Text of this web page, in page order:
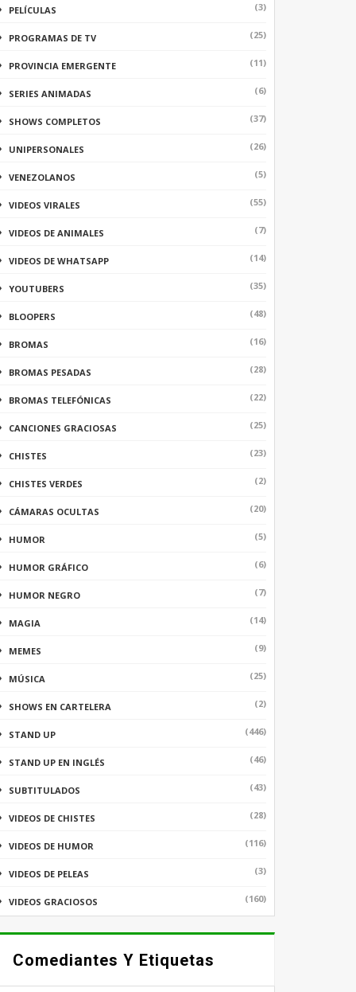
PELÍCULAS (3)
PROGRAMAS DE TV (25)
PROVINCIA EMERGENTE (11)
SERIES ANIMADAS (6)
SHOWS COMPLETOS (37)
UNIPERSONALES (26)
VENEZOLANOS (5)
VIDEOS VIRALES (55)
VIDEOS DE ANIMALES (7)
VIDEOS DE WHATSAPP (14)
YOUTUBERS (35)
BLOOPERS (48)
BROMAS (16)
BROMAS PESADAS (28)
BROMAS TELEFÓNICAS (22)
CANCIONES GRACIOSAS (25)
CHISTES (23)
CHISTES VERDES (2)
CÁMARAS OCULTAS (20)
HUMOR (5)
HUMOR GRÁFICO (6)
HUMOR NEGRO (7)
MAGIA (14)
MEMES (9)
MÚSICA (25)
SHOWS EN CARTELERA (2)
STAND UP (446)
STAND UP EN INGLÉS (46)
SUBTITULADOS (43)
VIDEOS DE CHISTES (28)
VIDEOS DE HUMOR (116)
VIDEOS DE PELEAS (3)
VIDEOS GRACIOSOS (160)
Comediantes Y Etiquetas